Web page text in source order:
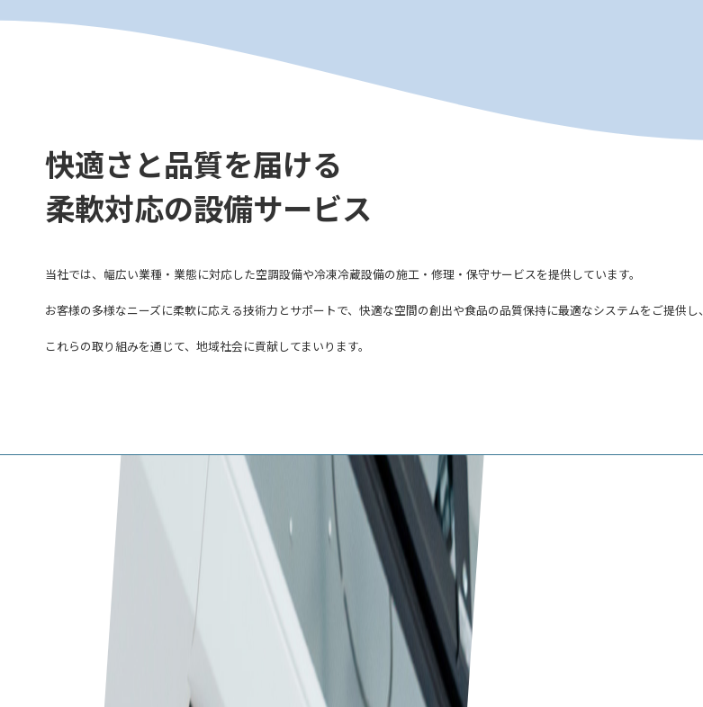
快適さと品質を届ける
柔軟対応の設備サービス
当社では、幅広い業種・業態に対応した空調設備や冷凍冷蔵設備の施工・修理・保守サービスを提供しています。
お客様の多様なニーズに柔軟に応える技術力とサポートで、快適な空間の創出や食品の品質保持に最適なシステムをご提供し、
これらの取り組みを通じて、地域社会に貢献してまいります。